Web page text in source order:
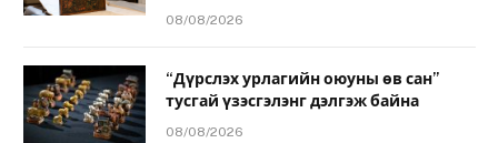
08/08/2026
“Дүрслэх урлагийн оюуны өв сан”
тусгай үзэсгэлэнг дэлгэж байна
08/08/2026